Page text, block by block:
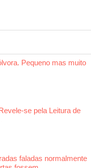
Pequeno mas muito
se pela Leitura de
faladas normalmente